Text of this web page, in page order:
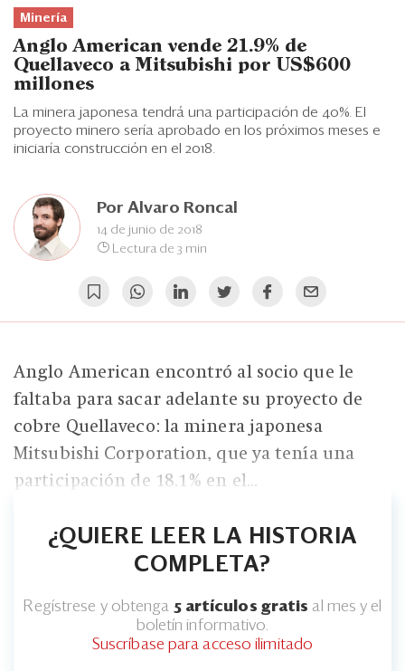
Eventos
Blogs
Edición Impresa
Minería
Anglo American vende 21.9% de
Quellaveco a Mitsubishi por US$600
millones
La minera japonesa tendrá una participación de 40%. El
proyecto minero sería aprobado en los próximos meses e
iniciaría construcción en el 2018.
Por Alvaro Roncal
14 de junio de 2018
Lectura de 3 min
Anglo American encontró al socio que le
faltaba para sacar adelante su proyecto de
cobre Quellaveco: la minera japonesa
Mitsubishi Corporation, que ya tenía una
participación de 18.1% en el...
¿QUIERE LEER LA HISTORIA
COMPLETA?
Regístrese y obtenga 5 artículos gratis al mes y el
boletín informativo.
Suscríbase para acceso ilimitado